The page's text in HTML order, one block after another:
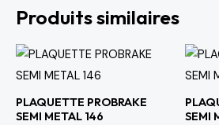
Produits similaires
PLAQUETTE PROBRAKE
SEMI METAL 146
SEMI